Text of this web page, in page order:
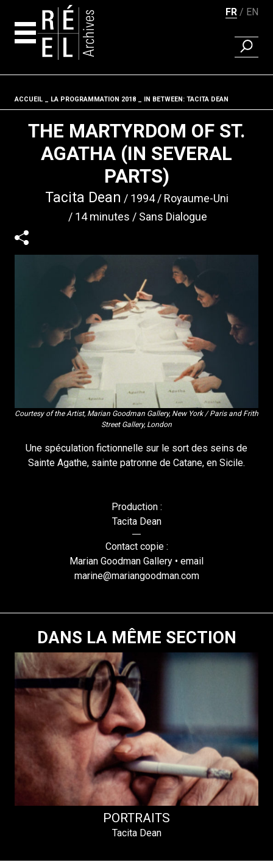
FR EN
Fil d'ariane
ACCUEIL LA PROGRAMMATION 2018 IN BETWEEN: TACITA DEAN
THE MARTYRDOM OF ST.
AGATHA (IN SEVERAL
PARTS)
Tacita Dean 1994
Royaume-Uni
14 minutes
Sans Dialogue
Courtesy of the Artist, Marian Goodman Gallery, New York / Paris and Frith
Street Gallery, London
Une spéculation fictionnelle sur le sort des seins de
Sainte Agathe, sainte patronne de Catane, en Sicile.
Production :
Tacita Dean
Contact copie :
Marian Goodman Gallery • email
marine@mariangoodman.com
DANS LA MÊME SECTION
PORTRAITS
Tacita Dean